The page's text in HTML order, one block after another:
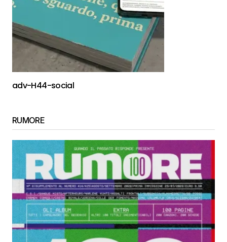
adv-H44-social
RUMORE